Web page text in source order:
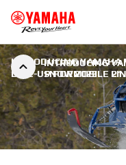
INTRODUCING
SNOWMOBILE
INTRODUCING YAMAHA
LINE-UP FOR 2023 |